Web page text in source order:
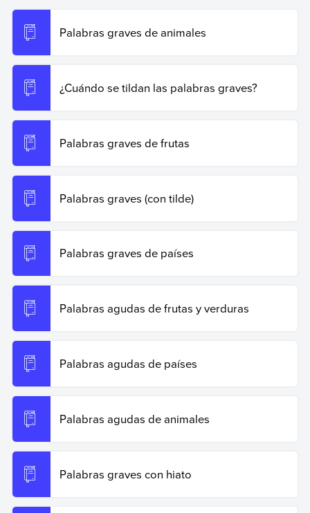
Recuperado el 19 de junio de 2026 de
https://www.ejemplos.co/200-ejemplos-de-palabras-
graves-terminadas-en-n-s-o-vocal/
Palabras graves de animales
¿Cuándo se tildan las palabras graves?
Palabras graves de frutas
Palabras graves (con tilde)
Palabras graves de países
Palabras agudas de frutas y verduras
Palabras agudas de países
Palabras agudas de animales
Palabras graves con hiato